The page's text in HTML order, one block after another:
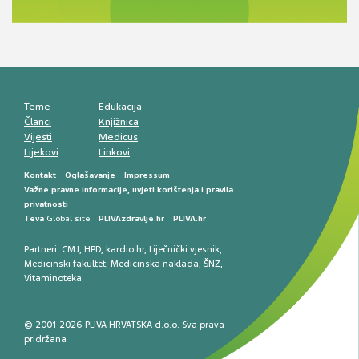
smetnji do rane onkološke dijagnostike
Teme
Članci
Vijesti
Lijekovi
Edukacija
Knjižnica
Medicus
Linkovi
Kontakt Oglašavanje
Impressum
Važne pravne informacije, uvjeti korištenja i pravila
privatnosti
Teva Global site PLIVAzdravlje.hr PLIVA.hr
Partneri: CMJ, HPD, kardio.hr, Liječnički vjesnik,
Medicinski fakultet, Medicinska naklada, ŠNZ,
Vitaminoteka
© 2001-2026 PLIVA HRVATSKA d.o.o. Sva prava
pridržana